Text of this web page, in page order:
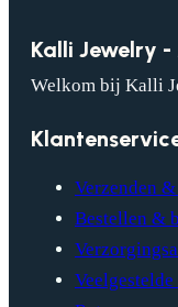
Kalli Jewelry
Welkom bij Kalli
Verzenden
Bestellen &